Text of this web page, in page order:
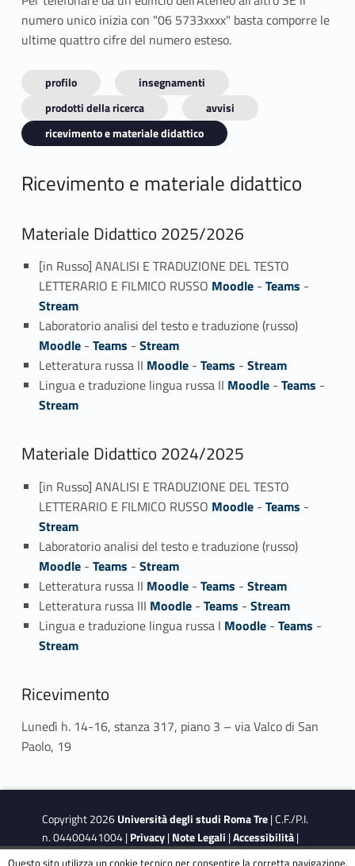
numero unico inizia con "06 5733xxxx" basta comporre le
ultime quattro cifre del numero esteso.
profilo
insegnamenti
prodotti della ricerca
avvisi
ricevimento e materiale didattico
Ricevimento e materiale didattico
Materiale Didattico 2025/2026
[in Russo] ANALISI E TRADUZIONE DEL TESTO
LETTERARIO E FILMICO RUSSO Moodle- Teams -
Stream
Laboratorio analisi del testo e traduzione (russo)
Moodle- Teams - Stream
Letteratura russa II Moodle- Teams - Stream
Lingua e traduzione lingua russa II Moodle- Teams -
Stream
Materiale Didattico 2024/2025
[in Russo] ANALISI E TRADUZIONE DEL TESTO
LETTERARIO E FILMICO RUSSO Moodle- Teams -
Stream
Laboratorio analisi del testo e traduzione (russo)
Moodle- Teams - Stream
Letteratura russa II Moodle- Teams - Stream
Letteratura russa III Moodle- Teams - Stream
Lingua e traduzione lingua russa I Moodle- Teams -
Stream
Ricevimento
Lunedì h. 14-16, stanza 317, piano 3 – via Valco di San
Paolo, 19
Copyright 2026Università degli studi Roma Tre| C.F./P.I.
n. 04400441004 |Privacy|Note Legali |Accessibilità|
Obiettivi di accessibilità
| Dichiarazione di accessibilità
Questo sito utilizza un cookie tecnico per consentire la corretta navigazione.